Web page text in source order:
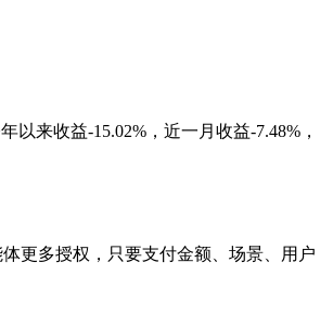
来收益-15.02%，近一月收益-7.48%，
更多授权，只要支付金额、场景、用户